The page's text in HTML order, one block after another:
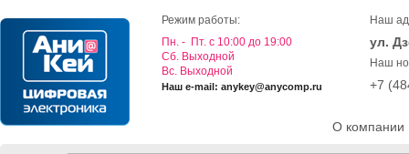
О компании
Режим работы:
Пн. - Пт. с 10:00 до 19:00
Cб. Выходной
Вс. Выходной
Наш e-mail: anykey@anycomp.ru
Наш
ул.
Наш
+7